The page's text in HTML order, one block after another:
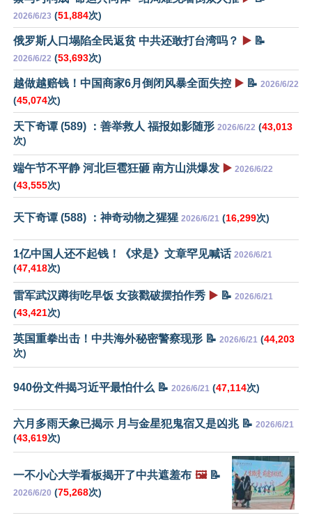
2026/6/23 (51,884次)
俄罗斯人口塌陷全民返贫 中共还敢打台湾吗？ ▶️ 📝
2026/6/22 (53,693次)
越做越赔钱！中国商家6月倒闭风暴全面失控 ▶️ 📝 2026/6/22
(45,074次)
天下奇谭 (589) ：善举救人 福报如影随形 2026/6/22 (43,013
次)
端午节不平静 河北巨雹狂砸 南方山洪爆发 ▶️ 2026/6/22
(43,555次)
天下奇谭 (588) ：神奇动物之猩猩 2026/6/21 (16,299次)
1亿中国人还不起钱！《求是》文章罕见喊话 2026/6/21
(47,418次)
雷军武汉蹲街吃早饭 女孩戳破摆拍作秀 ▶️ 📝 2026/6/21
(43,421次)
英国重拳出击！中共海外秘密警察现形 📝 2026/6/21 (44,203
次)
940份文件揭习近平最怕什么 📝 2026/6/21 (47,114次)
六月多雨天象已揭示 月与金星犯鬼宿又是凶兆 📝 2026/6/21
(43,619次)
一不小心大学看板揭开了中共遮羞布 🖼️📝
2026/6/20 (75,268次)